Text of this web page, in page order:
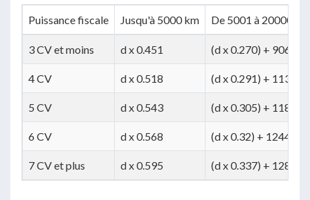
Puissance fiscale Jusqu'à 5000 km De 5001 à 20000 km
3 CV et moins d x 0.451 (d x 0.270) + 906
4 CV d x 0.518 (d x 0.291) + 1136
5 CV d x 0.543 (d x 0.305) + 1188
6 CV d x 0.568 (d x 0.32) + 1244
7 CV et plus d x 0.595 (d x 0.337) + 1288